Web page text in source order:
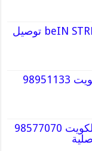
جهاز بي ان ستريم beIN STREAM توصيل
مكتب استخراج فيزا الكويت 98951133
شركة سماعات سقف الكويت 98577070